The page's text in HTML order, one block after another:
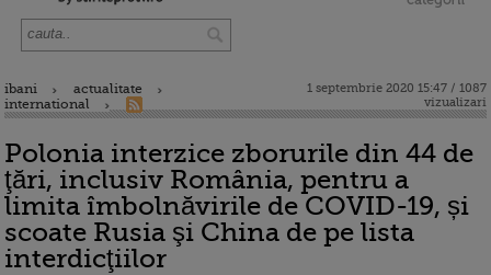
ibani
actualitate
international
1 septembrie 2020 15:47 / 1087
vizualizari
Polonia interzice zborurile din 44 de
ţări, inclusiv România, pentru a
limita îmbolnăvirile de COVID-19, și
scoate Rusia şi China de pe lista
interdicţiilor